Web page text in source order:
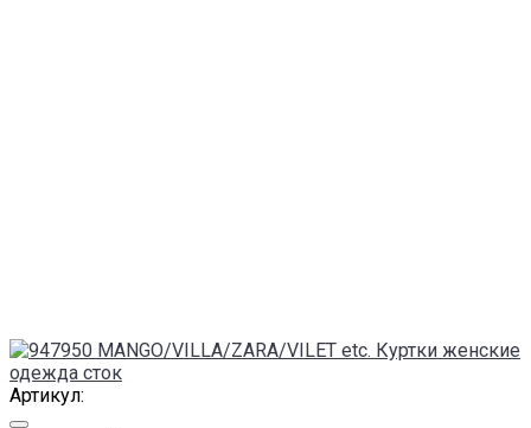
Артикул: